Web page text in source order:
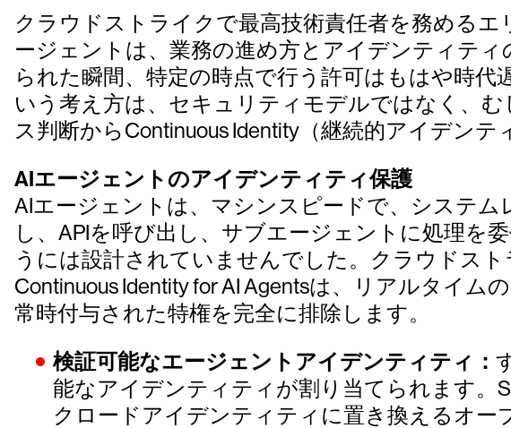
クラウドストライクで最高技術責任者を務める
ージェントは、業務の進め方とアイデンティテ
られた瞬間、特定の時点で行う許可はもはや時
いう考え方は、セキュリティモデルではなく、
ス判断からContinuous Identity（継続的アイデン
AIエージェントのアイデンティティ保護
AIエージェントは、マシンスピードで、システ
し、APIを呼び出し、サブエージェントに処理を
うには設計されていませんでした。クラウドスト
Continuous Identity for AI Agentsは、リアルタイ
常時付与された特権を完全に排除します。
検証可能なエージェントアイデンティティ：
能なアイデンティティが割り当てられます。
クロードアイデンティティに置き換えるオー